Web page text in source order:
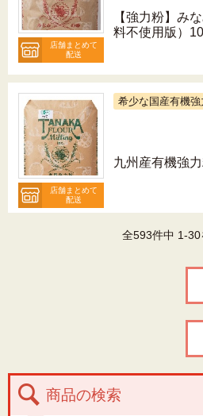
店舗まとめて
配送
【強力粉】み
料不使用版）
店舗まとめて
配送
希少な国産有機強
九州産有機強
全593件中 1-30
商品の検索